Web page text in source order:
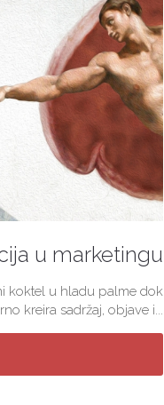
u marketingu
koktel u hladu palme dok
kreira sadržaj, objave i...